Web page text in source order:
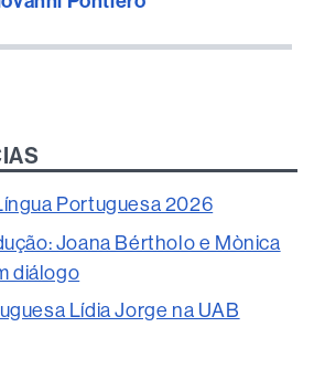
Portuguesa 2026
Joana Bértholo e Mònica
diálogo
Lídia Jorge na UAB